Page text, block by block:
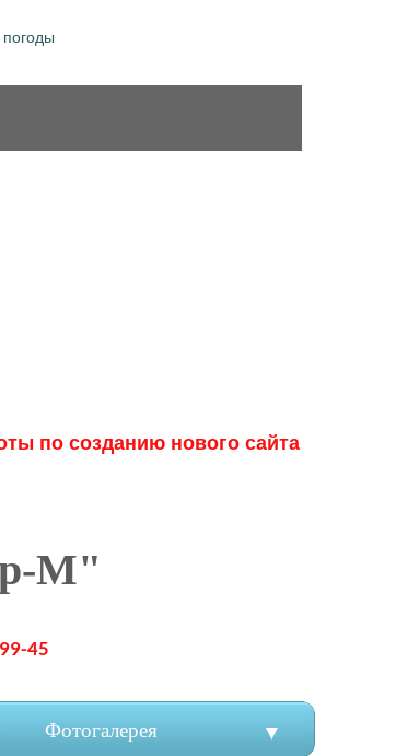
по созданию нового сайта
М"
45
Фотогалерея ▼